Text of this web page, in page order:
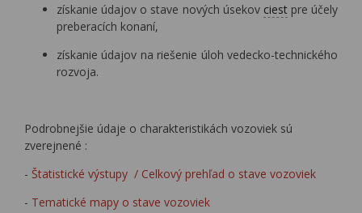
získanie údajov o stave nových úsekov ciestpre účely
preberacích konaní,
získanie údajov na riešenie úloh vedecko-technického
rozvoja.
Podrobnejšie údaje o charakteristikách vozoviek sú
zverejnené :
- Štatistické výstupy / Celkový prehľad o stave vozoviek
- Tematické mapy o stave vozoviek